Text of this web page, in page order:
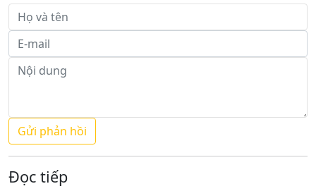
Đọc tiếp